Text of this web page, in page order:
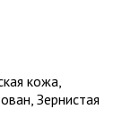
кожа,
Зернистая